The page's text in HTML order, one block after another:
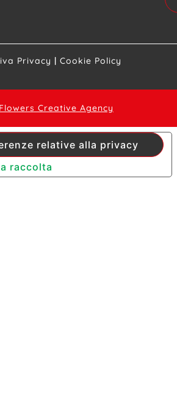
Privacy | Cookie Policy
Flowers Creative Agency
raccolta
relative alla privacy